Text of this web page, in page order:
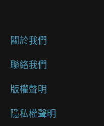
關於我們
聯絡我們
版權聲明
隱私權聲明